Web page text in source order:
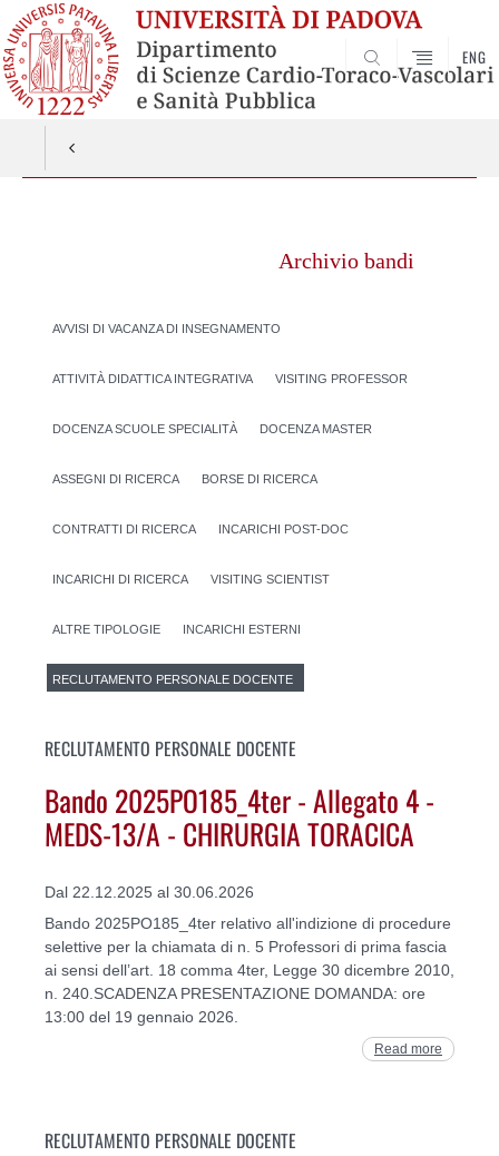
SEARCH
ENG
Archivio bandi
AVVISI DI VACANZA DI INSEGNAMENTO
ATTIVITÀ DIDATTICA INTEGRATIVA VISITING PROFESSOR
DOCENZA SCUOLE SPECIALITÀ DOCENZA MASTER
ASSEGNI DI RICERCA BORSE DI RICERCA
CONTRATTI DI RICERCA INCARICHI POST-DOC
INCARICHI DI RICERCA VISITING SCIENTIST
ALTRE TIPOLOGIE INCARICHI ESTERNI
RECLUTAMENTO PERSONALE DOCENTE
RECLUTAMENTO PERSONALE DOCENTE
Bando 2025PO185_4ter - Allegato 4 -
MEDS-13/A - CHIRURGIA TORACICA
Dal 22.12.2025 al 30.06.2026
Bando 2025PO185_4ter relativo all'indizione di procedure
selettive per la chiamata di n. 5 Professori di prima fascia
ai sensi dell’art. 18 comma 4ter, Legge 30 dicembre 2010,
n. 240.SCADENZA PRESENTAZIONE DOMANDA: ore
13:00 del 19 gennaio 2026.
Read more
RECLUTAMENTO PERSONALE DOCENTE